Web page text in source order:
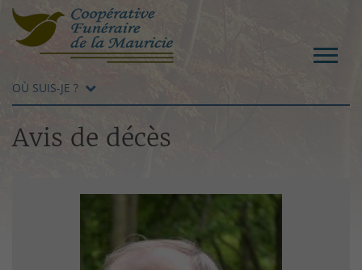
OÙ SUIS-JE ?
Avis de décès